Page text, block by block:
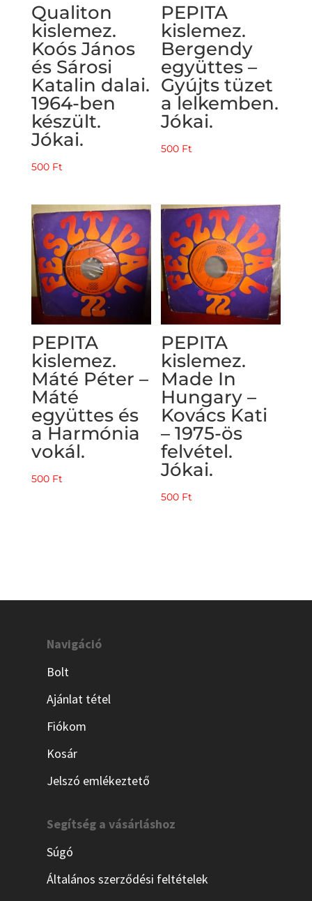
Qualiton
kislemez.
Koós János
és Sárosi
Katalin dalai.
1964-ben
készült.
Jókai.
500 Ft
PEPITA
kislemez.
Bergendy
együttes –
Gyújts tüzet
a lelkemben.
Jókai.
500 Ft
PEPITA
kislemez.
Máté Péter –
Máté
együttes és
a Harmónia
vokál.
500 Ft
PEPITA
kislemez.
Made In
Hungary –
Kovács Kati
– 1975-ös
felvétel.
Jókai.
500 Ft
Navigáció
Bolt
Ajánlat tétel
Fiókom
Kosár
Jelszó emlékeztető
Segítség a vásárláshoz
Súgó
Általános szerződési feltételek